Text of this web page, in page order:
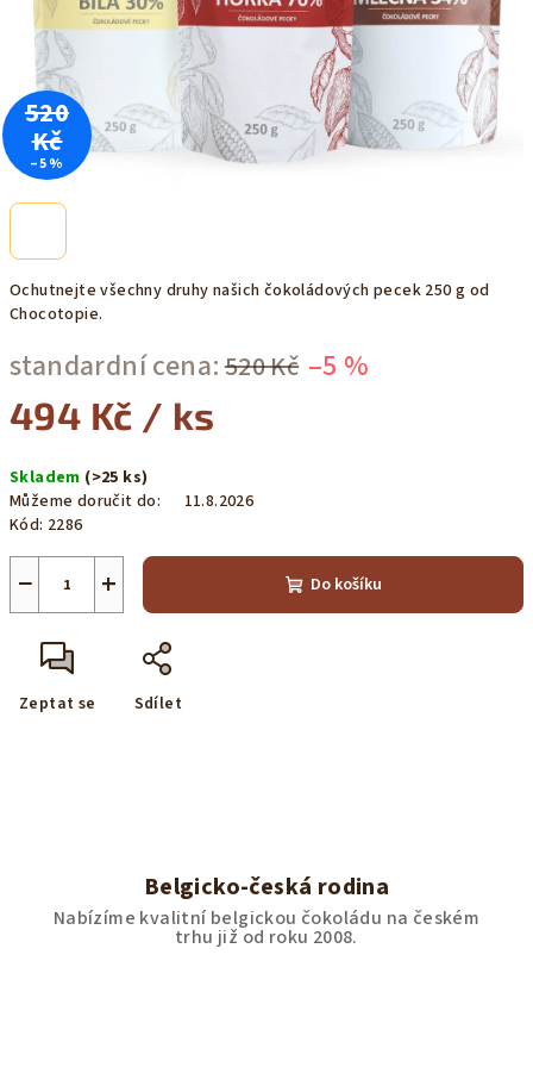
Ochutnejte všechny druhy našich čokoládových pecek 250 g od
Chocotopie.
standardní cena:520 Kč –5 %
494 Kč / ks
cena:
Skladem (>25 ks)
Můžeme doručit do:
11.8.2026
Kód: 2286
+
− Do košíku
Zeptat se Sdílet
520
Kč
–5 %
Belgicko-česká rodina
Nabízíme kvalitní belgickou čokoládu na českém
trhu již od roku 2008.